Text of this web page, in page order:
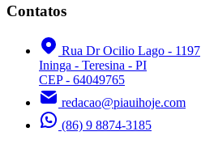
Contatos
Rua Dr Ocilio Lago - 1197
Ininga - Teresina - PI
CEP - 64049765
redacao@piauihoje.com
(86) 9 8874-3185